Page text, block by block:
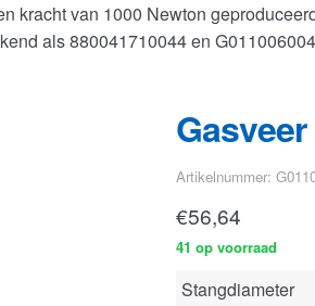
kracht van 1000 Newton
als 880041710044 en
Artikelnummer:
€56,64
41 op voorraad
Stangdiameter